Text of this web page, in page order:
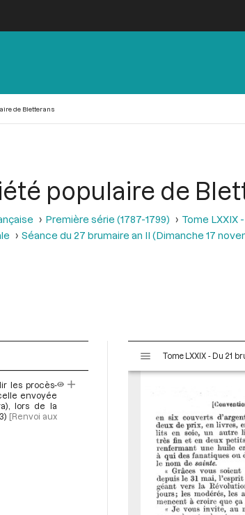
de Bletterans
populaire de
Première série (1787-1799)
Tome LXXIX
Séance du 27 brumaire an II (Dimanche 17
les procès-
envoyée
lors de la
[Renvoi aux
s
Tome LXXIX - Du 21